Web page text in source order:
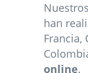
han
Francia,
online.